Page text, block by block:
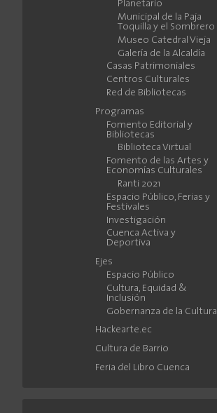
Planetario
Municipal de la Paja
Toquilla y el Sombrero
Museo Catedral Vieja
Galería de la Alcaldía
Casas Patrimoniales
Centros Culturales
Red de Bibliotecas
Programas
Fomento Editorial y
Bibliotecas
Biblioteca Virtual
Fomento de las Artes y
Economías Culturales
Ranti 2021
Espacio Público, Ferias y
Festivales
Investigación
Cuenca Activa y
Deportiva
Ejes
Espacio Público
Cultura, Equidad &
Inclusión
Gobernanza de la Cultura
Hackearte.ec
Cultura de Barrio
Feria del Libro Cuenca